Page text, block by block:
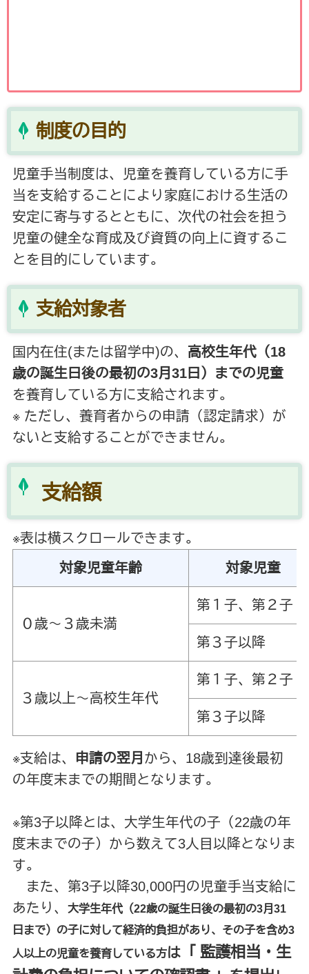
制度の目的
児童手当制度は、児童を養育している方に手
当を支給することにより家庭における生活の
安定に寄与するとともに、次代の社会を担う
児童の健全な育成及び資質の向上に資するこ
とを目的にしています。
支給対象者
国内在住(または留学中)の、 高校生年代（18
歳の誕生日後の最初の3月31日）までの児童
を養育している方に支給されます。
※ ただし、養育者からの申請（認定請求）が
ないと支給することができません。
支給額
※表は横スクロールできます。
対象児童年齢
対象児童
０歳～３歳未満
第１子、第２子
第３子以降
３歳以上～高校生年代
第１子、第２子
第３子以降
※支給は、 申請の翌月 から、18歳到達後最初
の年度末までの期間となります。
※第3子以降とは、大学生年代の子（22歳の年
度末までの子）から数えて3人目以降となりま
す。
また、第3子以降30,000円の児童手当支給に
あたり、
大学生年代（22歳の誕生日後の最初の3月31
日まで） の子に対して経済的負担があり、その子を含め3
人以上の児童を養育している方は「 監護相当・生